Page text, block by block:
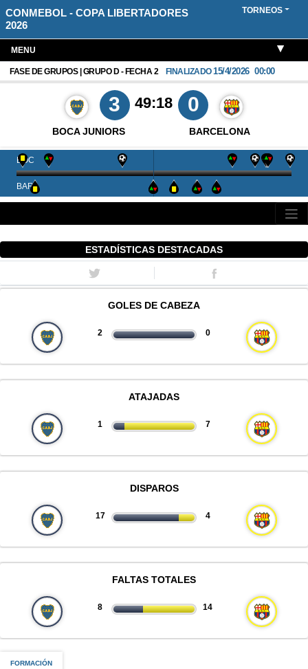
CONMEBOL - COPA LIBERTADORES
2026
TORNEOS
MENU
FASE DE GRUPOS | GRUPO D - FECHA 2 FINALIZADO15/4/2026 00:00
BOCA JUNIORS
3 49:18 0
BARCELONA
BOC
BAR
ESTADÍSTICAS DESTACADAS
GOLES DE CABEZA
2 0
ATAJADAS
1 7
DISPAROS
17 4
FALTAS TOTALES
8 14
FORMACIÓN